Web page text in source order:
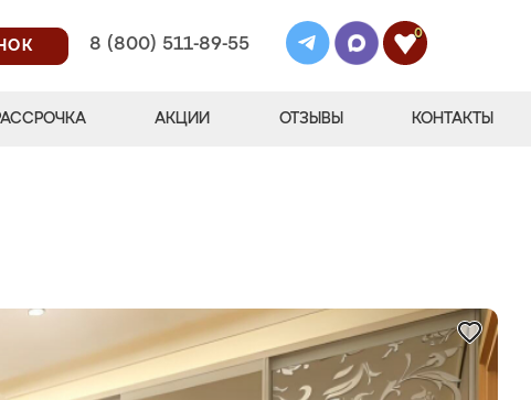
8 (800) 511-89-55
0
АКЦИИ ОТЗЫВЫ КОНТАКТЫ